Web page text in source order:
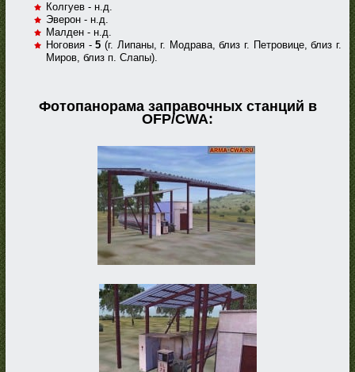
Колгуев - н.д.
Эверон - н.д.
Малден - н.д.
Ноговия -5 (г. Липаны, г. Модрава, близ г. Петровице, близ г.
Миров, близ п. Слапы).
Фотопанорама заправочных станций в
OFP/CWA: